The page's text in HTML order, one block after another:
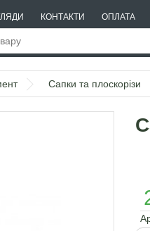
КОНТАКТИ ОПЛАТА
Сапки та плоскорізи